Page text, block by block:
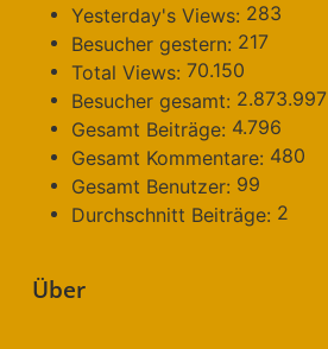
Yesterday's Views: 283
Besucher gestern: 217
Total Views: 70.150
Besucher gesamt: 2.873.997
Gesamt Beiträge: 4.796
Gesamt Kommentare: 480
Gesamt Benutzer: 99
Durchschnitt Beiträge: 2
Über